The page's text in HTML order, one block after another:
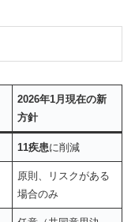
2026年1月現在の新
方針
11疾患に削減
原則、リスクがある
場合のみ